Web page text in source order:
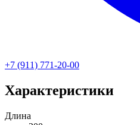
+7 (911) 771-20-00
Характеристики
Длина